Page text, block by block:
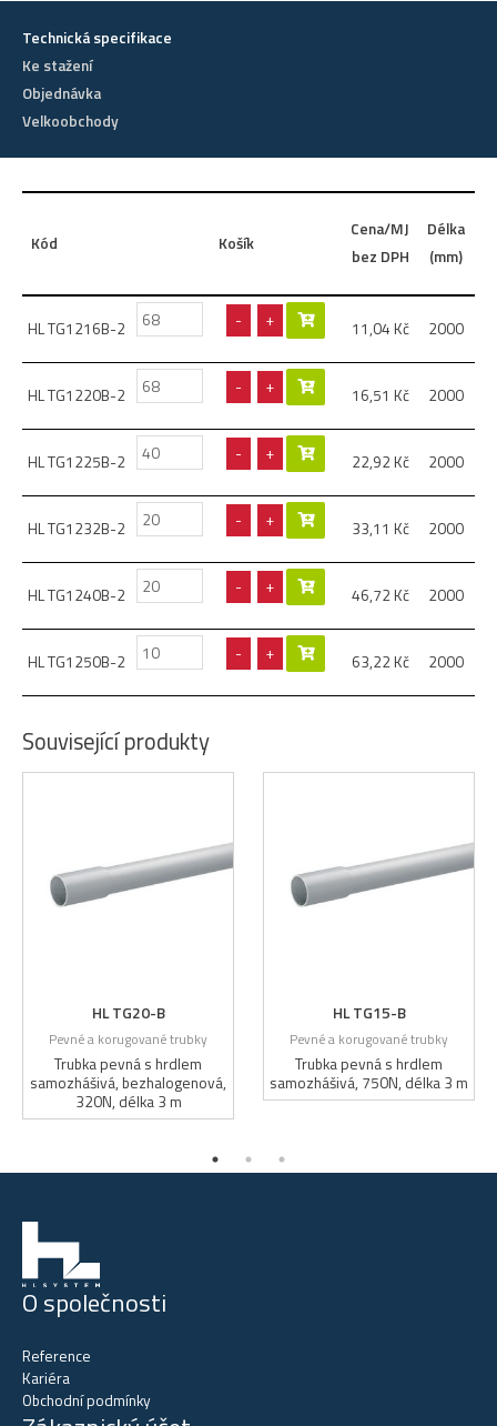
Technická specifikace
Ke stažení
Objednávka
Velkoobchody
Kód Košík
Cena/MJ
bez DPH
Délka
(mm)
HL TG1216B-2 - + 11,04 Kč 2000
HL TG1220B-2 - + 16,51 Kč 2000
HL TG1225B-2 - + 22,92 Kč 2000
HL TG1232B-2 - + 33,11 Kč 2000
HL TG1240B-2 - + 46,72 Kč 2000
HL TG1250B-2 - + 63,22 Kč 2000
Související produkty
HL TG20-B
Pevné a korugované trubky
Trubka pevná s hrdlem
samozhášivá, bezhalogenová,
320N, délka 3 m
HL TG15-B
Pevné a korugované trubky
Trubka pevná s hrdlem
samozhášivá, 750N, délka 3 m
O společnosti
Reference
Kariéra
Obchodní podmínky